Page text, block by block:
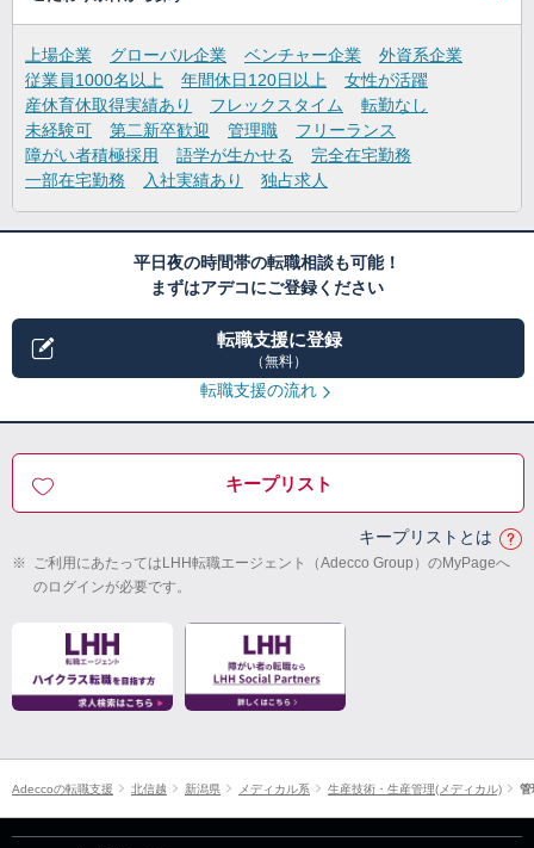
上場企業 グローバル企業 ベンチャー企業
外資系企業
従業員1000名以上
年間休日120日以上
女性が活躍
産休育休取得実績あり
フレックスタイム
転勤なし
未経験可
第二新卒歓迎 管理職
フリーランス
障がい者積極採用
語学が生かせる
完全在宅勤務
一部在宅勤務
入社実績あり 独占求人
平日夜の時間帯の転職相談も可能！
まずはアデコにご登録ください
転職支援に登録
（無料）
転職支援の流れ
キープリスト
キープリストとは
※ ご利用にあたってはLHH転職エージェント（Adecco Group）のMyPageへ
のログインが必要です。
Adeccoの転職支援 北信越 新潟県 メディカル系 生産技術・生産管理(メディカル) 管